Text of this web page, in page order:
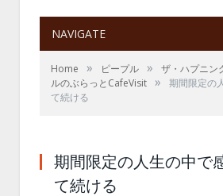
NAVIGATE
Home » ピープル » ザ・ハプニン
ルのぶらっとCafeVisit »
期間限定の
て続ける
期間限定の人生の中で
て続ける